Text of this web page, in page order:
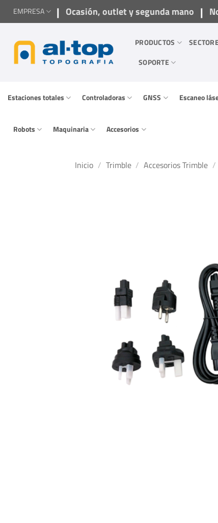
SaltarEMPRESA | Ocasión, outlet y segunda mano |
PRODUCTOS
SOPORTE
Estaciones totales Controladoras GNSS Escaneo
Robots Maquinaria Accesorios
Inicio / Trimble / Accesorios Trimble /